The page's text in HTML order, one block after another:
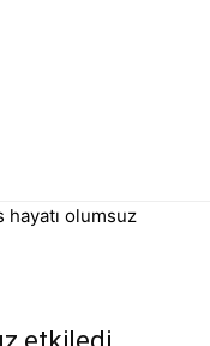
hayatı olumsuz